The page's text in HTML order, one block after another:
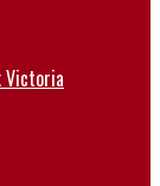
Victoria